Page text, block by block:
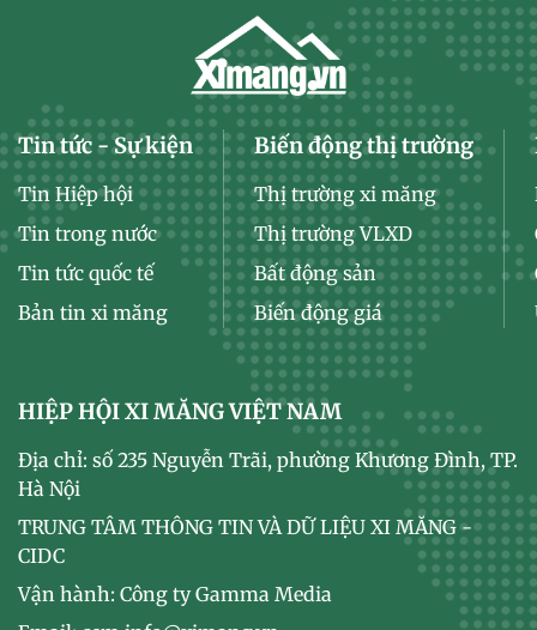
Tin tức - Sự kiện
Tin Hiệp hội
Tin trong nước
Tin tức quốc tế
Bản tin xi măng
Biến động thị trường
Thị trường xi măng
Thị trường VLXD
Bất động sản
Biến động giá
HIỆP HỘI XI MĂNG VIỆT NAM
Địa chỉ: số 235 Nguyễn Trãi, phường Khương Đình, TP.
Hà Nội
TRUNG TÂM THÔNG TIN VÀ DỮ LIỆU XI MĂNG -
CIDC
Vận hành: Công ty Gamma Media